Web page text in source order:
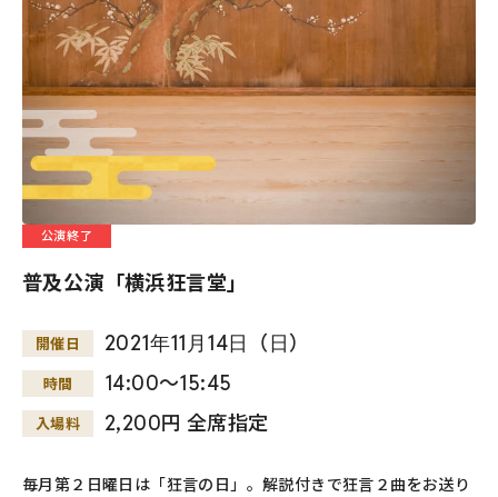
公演終了
普及公演「横浜狂言堂」
開催日 2021年11 月 14日 （日）
時間 14:00～15:45
入場料 2,200円 全席指定
毎月第２日曜日は「狂言の日」。解説付きで狂言２曲をお送り